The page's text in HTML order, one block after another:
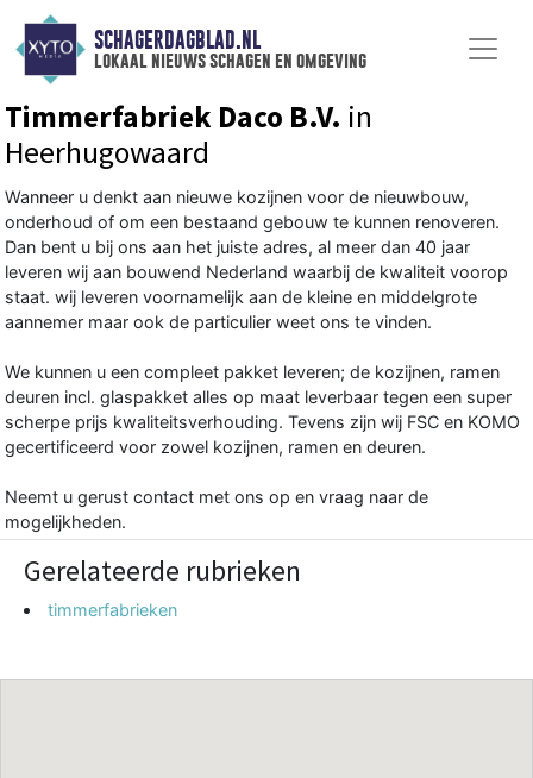
SCHAGERDAGBLAD.NL
lokaal nieuws schagen en omgeving
Timmerfabriek Daco B.V. in
Heerhugowaard
Wanneer u denkt aan nieuwe kozijnen voor de nieuwbouw,
onderhoud of om een bestaand gebouw te kunnen renoveren.
Dan bent u bij ons aan het juiste adres, al meer dan 40 jaar
leveren wij aan bouwend Nederland waarbij de kwaliteit voorop
staat. wij leveren voornamelijk aan de kleine en middelgrote
aannemer maar ook de particulier weet ons te vinden.
We kunnen u een compleet pakket leveren; de kozijnen, ramen
deuren incl. glaspakket alles op maat leverbaar tegen een super
scherpe prijs kwaliteitsverhouding. Tevens zijn wij FSC en KOMO
gecertificeerd voor zowel kozijnen, ramen en deuren.
Neemt u gerust contact met ons op en vraag naar de
mogelijkheden.
Gerelateerde rubrieken
timmerfabrieken